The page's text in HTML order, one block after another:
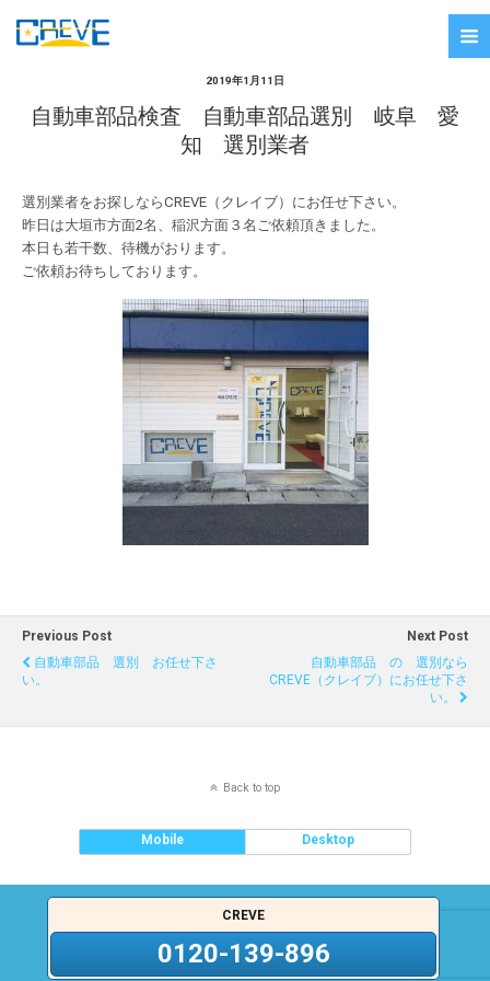
2019年1月11日
自動車部品検査 自動車部品選別 岐阜 愛
知 選別業者
選別業者をお探しならCREVE（クレイブ）にお任せ下さい。
昨日は大垣市方面2名、稲沢方面３名ご依頼頂きました。
本日も若干数、待機がおります。
ご依頼お待ちしております。
Previous Post
自動車部品 選別 お任せ下さ
い。
Next Post
自動車部品 の 選別なら
CREVE（クレイブ）にお任せ下さ
い。
Back to top
Mobile Desktop
CREVE
0120-139-896